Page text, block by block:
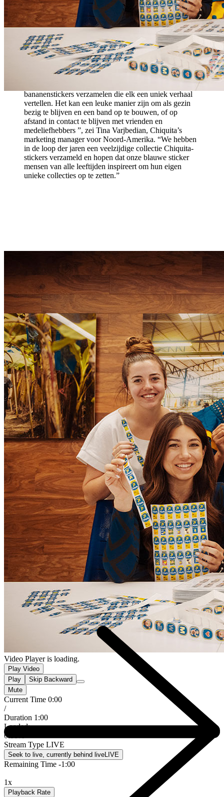
Video Player is loading.
Play Video
Play
Skip Backward
Mute
Current Time 0:00
/
Duration 1:00
Loaded:
0.00%
Stream Type LIVE
Seek to live, currently behind liveLIVE
Remaining Time -1:00
1x
Playback Rate
Martz vertelt Chiquita dat je de stickers van de beste bananen
eenvoudig kunt verzamelen die vanuit supermarkten en markten in
het hele land naar huis gebracht worden. Iedereen kan
bananenstickers verzamelen door ze in een
plakboek of op een
stickervel te laten zien, en met elkaar te ruilen, te delen met
dierbaren op sociale media of zelfs hun collecties te presenteren via
live videogesprekken.
“Chiquita erkent dat mensen overal hunkeren naar
bananenstickers verzamelen die elk een uniek verhaal
vertellen. Het kan een leuke manier zijn om als gezin
bezig te blijven en een band op te bouwen, of op
afstand in contact te blijven met vrienden en
medeliefhebbers ”, zei Tina Varjbedian, Chiquita’s
marketing manager voor Noord-Amerika. “We hebben
in de loop der jaren een veelzijdige collectie Chiquita-
stickers verzameld en hopen dat onze blauwe sticker
mensen van alle leeftijden inspireert om hun eigen
unieke collecties op te zetten.”